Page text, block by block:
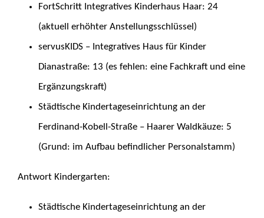
FortSchritt Integratives Kinderhaus Haar: 24
(aktuell erhöhter Anstellungsschlüssel)
servusKIDS – Integratives Haus für Kinder
Dianastraße: 13 (es fehlen: eine Fachkraft und eine
Ergänzungskraft)
Städtische Kindertageseinrichtung an der
Ferdinand-Kobell-Straße – Haarer Waldkäuze: 5
(Grund: im Aufbau befindlicher Personalstamm)
Antwort Kindergarten:
Städtische Kindertageseinrichtung an der